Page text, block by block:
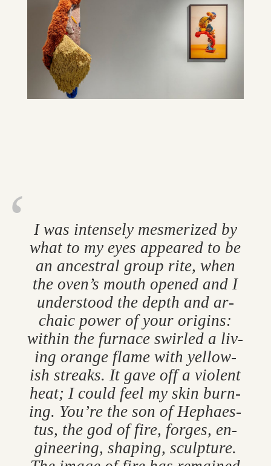
I was in­tensely mes­mer­ized by
what to my eyes ap­peared to be
an an­ces­tral group rite, when
the oven’s mouth opened and I
un­der­stood the depth and ar­
chaic power of your ori­gins:
within the fur­nace swirled a liv­
ing or­ange flame with yel­low­
ish streaks. It gave off a vi­ol­ent
heat; I could feel my skin burn­
ing. You’re the son of Hep­h­aes­
tus, the god of fire, forges, en­
gin­eer­ing, shap­ing, sculp­ture.